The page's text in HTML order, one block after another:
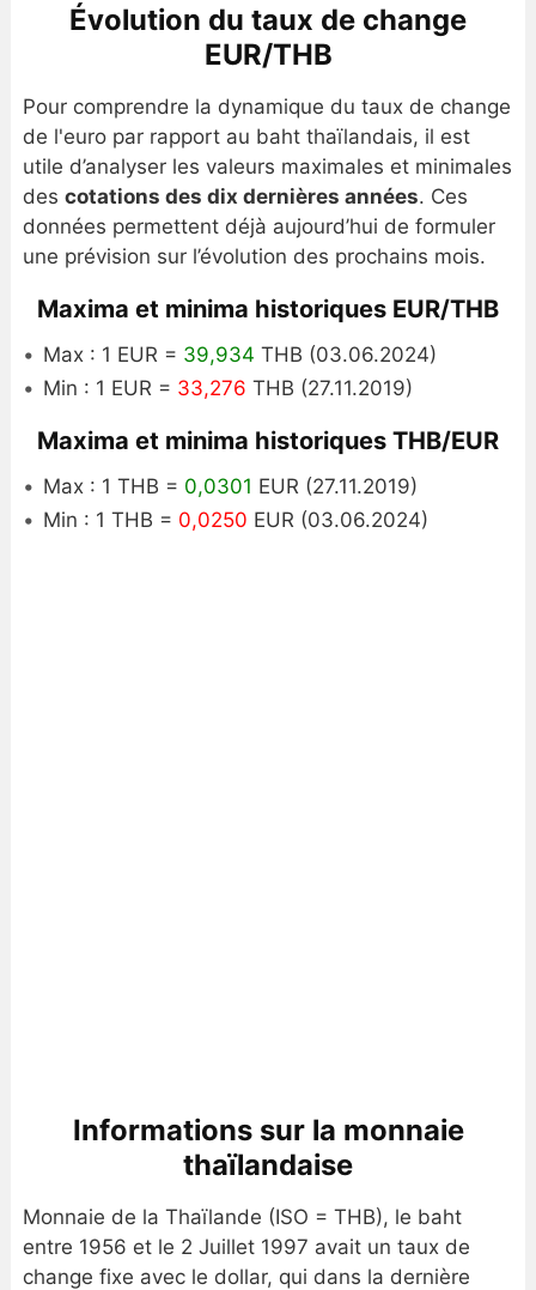
Évolution du taux de change
EUR/THB
Pour comprendre la dynamique du taux de change
de l'euro par rapport au baht thaïlandais, il est
utile d’analyser les valeurs maximales et minimales
des cotations des dix dernières années. Ces
données permettent déjà aujourd’hui de formuler
une prévision sur l’évolution des prochains mois.
Maxima et minima historiques EUR/THB
Max : 1 EUR = 39,934 THB (03.06.2024)
Min : 1 EUR = 33,276 THB (27.11.2019)
Maxima et minima historiques THB/EUR
Max : 1 THB = 0,0301 EUR (27.11.2019)
Min : 1 THB = 0,0250 EUR (03.06.2024)
Informations sur la monnaie
thaïlandaise
Monnaie de la Thaïlande (ISO = THB), le baht
entre 1956 et le 2 Juillet 1997 avait un taux de
change fixe avec le dollar, qui dans la dernière